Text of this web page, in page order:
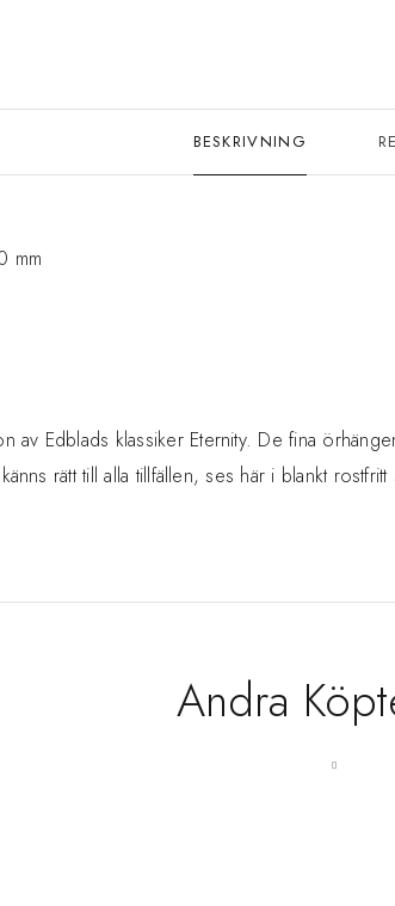
BESKRIVNING
mm
av Edblads klassiker Eternity. De fina
rätt till alla tillfällen, ses här i blankt
Andra